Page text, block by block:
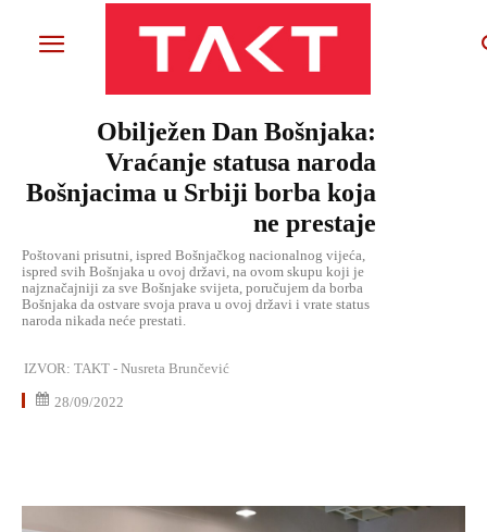
Obilježen Dan Bošnjaka:
Vraćanje statusa naroda
Bošnjacima u Srbiji borba koja
ne prestaje
Poštovani prisutni, ispred Bošnjačkog nacionalnog vijeća,
ispred svih Bošnjaka u ovoj državi, na ovom skupu koji je
najznačajniji za sve Bošnjake svijeta, poručujem da borba
Bošnjaka da ostvare svoja prava u ovoj državi i vrate status
naroda nikada neće prestati.
IZVOR: TAKT - Nusreta Brunčević
28/09/2022